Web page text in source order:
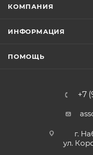
КОМПАНИЯ
ИНФОРМАЦИЯ
ПОМОЩЬ
+7
г.
ул.